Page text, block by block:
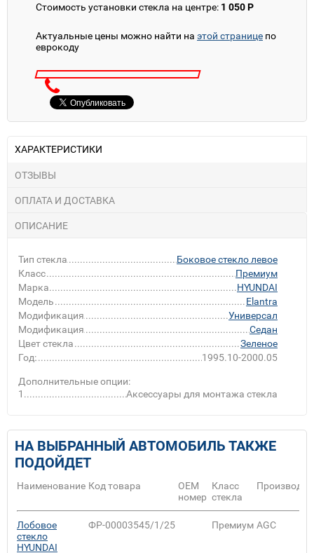
Стоимость установки стекла на центре: 1 050 Р
Актуальные цены можно найти на этой странице по
еврокоду
ХАРАКТЕРИСТИКИ
ОТЗЫВЫ
ОПЛАТА И ДОСТАВКА
ОПИСАНИЕ
Тип стекла
Боковое стекло левое
Класс
Премиум
Марка
HYUNDAI
Модель
Elantra
Модификация
Универсал
Модификация
Седан
Цвет стекла
Зеленое
Год:
1995.10-2000.05
Дополнительные опции:
1
Аксессуары для монтажа стекла
НА ВЫБРАННЫЙ АВТОМОБИЛЬ ТАКЖЕ
ПОДОЙДЕТ
Наименование Код товара
ОЕМ
номер
Класс
стекла
Лобовое
стекло
HYUNDAI
ФР-00003545/1/25 Премиум AGC